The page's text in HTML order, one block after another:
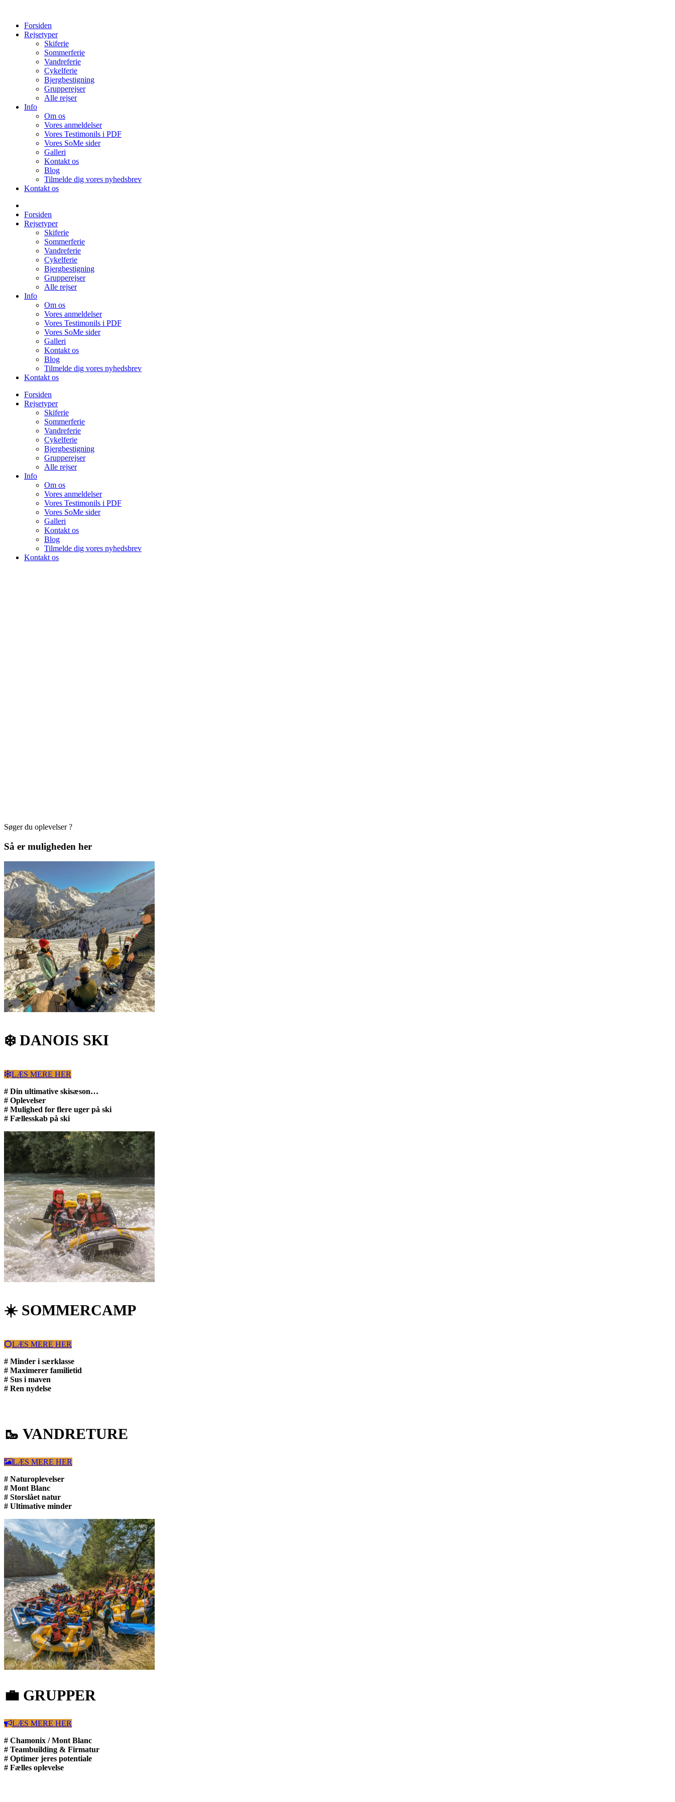
Forsiden
Rejsetyper
Skiferie
Sommerferie
Vandreferie
Cykelferie
Bjergbestigning
Grupperejser
Alle rejser
Info
Om os
Vores anmeldelser
Vores Testimonils i PDF
Vores SoMe sider
Galleri
Kontakt os
Blog
Tilmelde dig vores nyhedsbrev
Kontakt os
Forsiden
Rejsetyper
Skiferie
Sommerferie
Vandreferie
Cykelferie
Bjergbestigning
Grupperejser
Alle rejser
Info
Om os
Vores anmeldelser
Vores Testimonils i PDF
Vores SoMe sider
Galleri
Kontakt os
Blog
Tilmelde dig vores nyhedsbrev
Kontakt os
Forsiden
Rejsetyper
Skiferie
Sommerferie
Vandreferie
Cykelferie
Bjergbestigning
Grupperejser
Alle rejser
Info
Om os
Vores anmeldelser
Vores Testimonils i PDF
Vores SoMe sider
Galleri
Kontakt os
Blog
Tilmelde dig vores nyhedsbrev
Kontakt os
Søger du oplevelser ?
Så er muligheden her
❄️ DANOIS SKI
LÆS MERE HER
# Din ultimative skisæson…
# Oplevelser
# Mulighed for flere uger på ski
# Fællesskab på ski
☀️ SOMMERCAMP
LÆS MERE HER
# Minder i særklasse
# Maximerer familietid
# Sus i maven
# Ren nydelse
🥾 VANDRETURE
LÆS MERE HER
# Naturoplevelser
# Mont Blanc
# Storslået natur
# Ultimative minder
💼 GRUPPER
LÆS MERE HER
# Chamonix / Mont Blanc
# Teambuilding & Firmatur
# Optimer jeres potentiale
# Fælles oplevelse